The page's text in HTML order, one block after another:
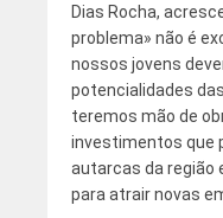
Dias Rocha,
problema» não é
nossos jovens
potencialidades
teremos mão de
investimentos que
autarcas da região
para atrair novas